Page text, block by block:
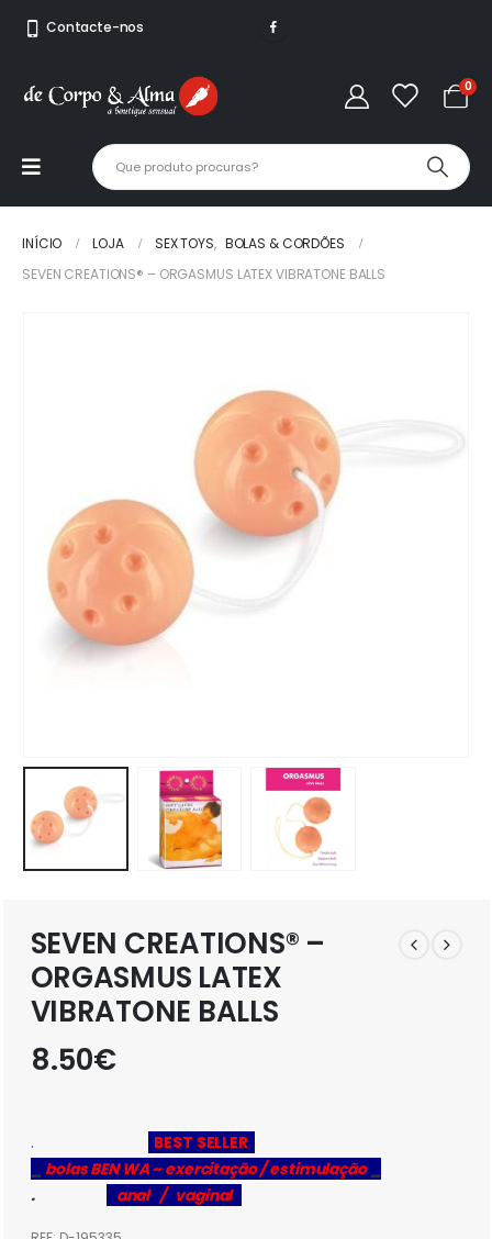
Contacte-nos
0
INÍCIO LOJA SEX TOYS, BOLAS & CORDÕES
SEVEN CREATIONS® – ORGASMUS LATEX VIBRATONE BALLS
SEVEN CREATIONS® –
ORGASMUS LATEX
VIBRATONE BALLS
8.50€
.
BEST SELLER
_ bolas BEN WA ~ exercitação / estimulação_
.
anal / vaginal